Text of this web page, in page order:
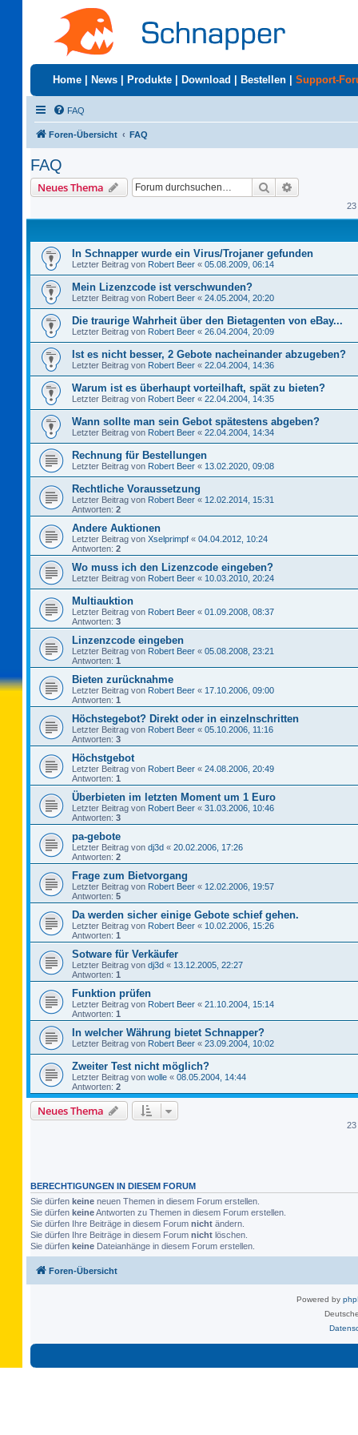
Home News Produkte Download Bestellen Support-
FAQ
Foren-Übersicht FAQ
FAQ
Neues Thema Suche
23
In Schnapper wurde ein Virus/Trojaner gefunden
Letzter Beitrag von Robert Beer « 05.08.2009, 06:14
Mein Lizenzcode ist verschwunden?
Letzter Beitrag von Robert Beer « 24.05.2004, 20:20
Die traurige Wahrheit über den Bietagenten von eBay...
Letzter Beitrag von Robert Beer « 26.04.2004, 20:09
Ist es nicht besser, 2 Gebote nacheinander abzugeben?
Letzter Beitrag von Robert Beer « 22.04.2004, 14:36
Warum ist es überhaupt vorteilhaft, spät zu bieten?
Letzter Beitrag von Robert Beer « 22.04.2004, 14:35
Wann sollte man sein Gebot spätestens abgeben?
Letzter Beitrag von Robert Beer « 22.04.2004, 14:34
Rechnung für Bestellungen
Letzter Beitrag von Robert Beer « 13.02.2020, 09:08
Rechtliche Voraussetzung
Letzter Beitrag von Robert Beer « 12.02.2014, 15:31
Antworten: 2
Andere Auktionen
Letzter Beitrag von Xselprimpf « 04.04.2012, 10:24
Antworten: 2
Wo muss ich den Lizenzcode eingeben?
Letzter Beitrag von Robert Beer « 10.03.2010, 20:24
Multiauktion
Letzter Beitrag von Robert Beer « 01.09.2008, 08:37
Antworten: 3
Linzenzcode eingeben
Letzter Beitrag von Robert Beer « 05.08.2008, 23:21
Antworten: 1
Bieten zurücknahme
Letzter Beitrag von Robert Beer « 17.10.2006, 09:00
Antworten: 1
Höchstegebot? Direkt oder in einzelnschritten
Letzter Beitrag von Robert Beer « 05.10.2006, 11:16
Antworten: 3
Höchstgebot
Letzter Beitrag von Robert Beer « 24.08.2006, 20:49
Antworten: 1
Überbieten im letzten Moment um 1 Euro
Letzter Beitrag von Robert Beer « 31.03.2006, 10:46
Antworten: 3
pa-gebote
Letzter Beitrag von dj3d « 20.02.2006, 17:26
Antworten: 2
Frage zum Bietvorgang
Letzter Beitrag von Robert Beer « 12.02.2006, 19:57
Antworten: 5
Da werden sicher einige Gebote schief gehen.
Letzter Beitrag von Robert Beer « 10.02.2006, 15:26
Antworten: 1
Sotware für Verkäufer
Letzter Beitrag von dj3d « 13.12.2005, 22:27
Antworten: 1
Funktion prüfen
Letzter Beitrag von Robert Beer « 21.10.2004, 15:14
Antworten: 1
In welcher Währung bietet Schnapper?
Letzter Beitrag von Robert Beer « 23.09.2004, 10:02
Zweiter Test nicht möglich?
Letzter Beitrag von wolle « 08.05.2004, 14:44
Antworten: 2
Neues Thema
23
BERECHTIGUNGEN IN DIESEM FORUM
Sie dürfen keine neuen Themen in diesem Forum erstellen.
Sie dürfen keineAntworten zu Themen in diesem Forum erstellen.
Sie dürfen Ihre Beiträge in diesem Forum nicht ändern.
Sie dürfen Ihre Beiträge in diesem Forum nicht löschen.
Sie dürfen keine Dateianhänge in diesem Forum erstellen.
Foren-Übersicht
Powered by